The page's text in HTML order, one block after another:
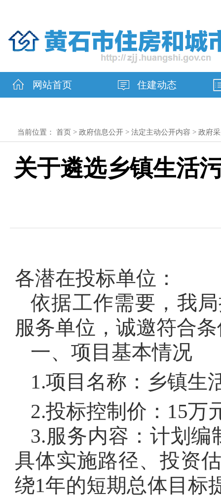
网站首页 住建动态
当前位置： 首页 > 政府信息公开 > 法定主动公开内容 > 政府
关于遴选乡镇生活
各潜在投标单位：
依据工作需要，我
服务单位，诚邀符合
一、项目基本情况
1.项目名称：乡镇生
2.投标控制价：15万
3.服务内容：计划
具体实施路径、投资
绕1年的短期总体目标